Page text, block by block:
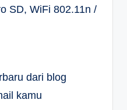
SD, WiFi 802.11n /
dari blog
kamu